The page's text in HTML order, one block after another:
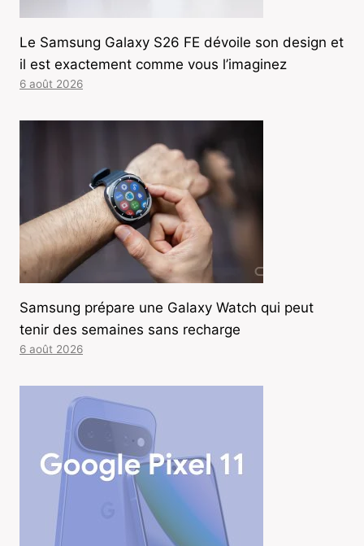
Le Samsung Galaxy S26 FE dévoile son design et
il est exactement comme vous l’imaginez
6 août 2026
Samsung prépare une Galaxy Watch qui peut
tenir des semaines sans recharge
6 août 2026